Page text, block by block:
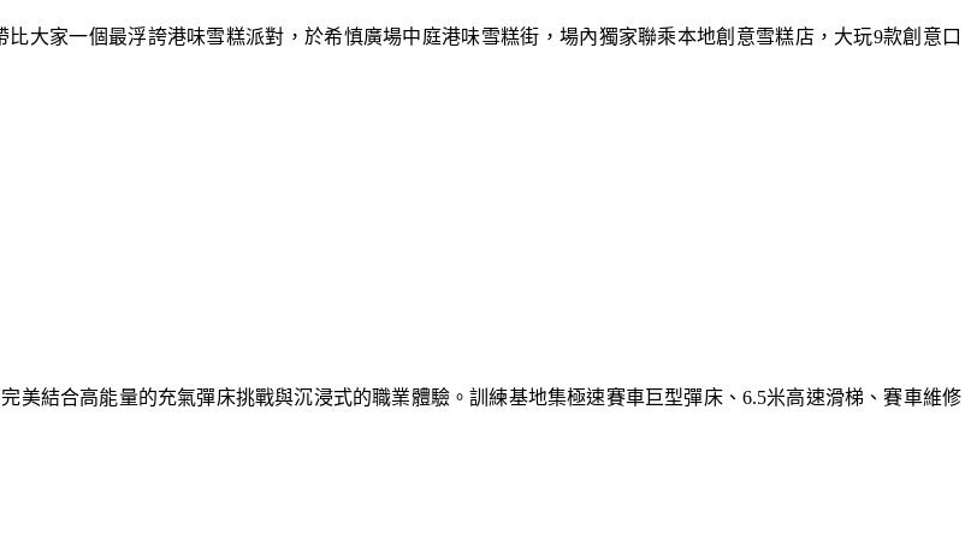
大家一個最浮誇港味雪糕派對，於希慎廣場中庭港味雪糕街，場內獨家聯乘本地創意雪糕店，大玩9款創意口
美結合高能量的充氣彈床挑戰與沉浸式的職業體驗。訓練基地集極速賽車巨型彈床、6.5米高速滑梯、賽車維修